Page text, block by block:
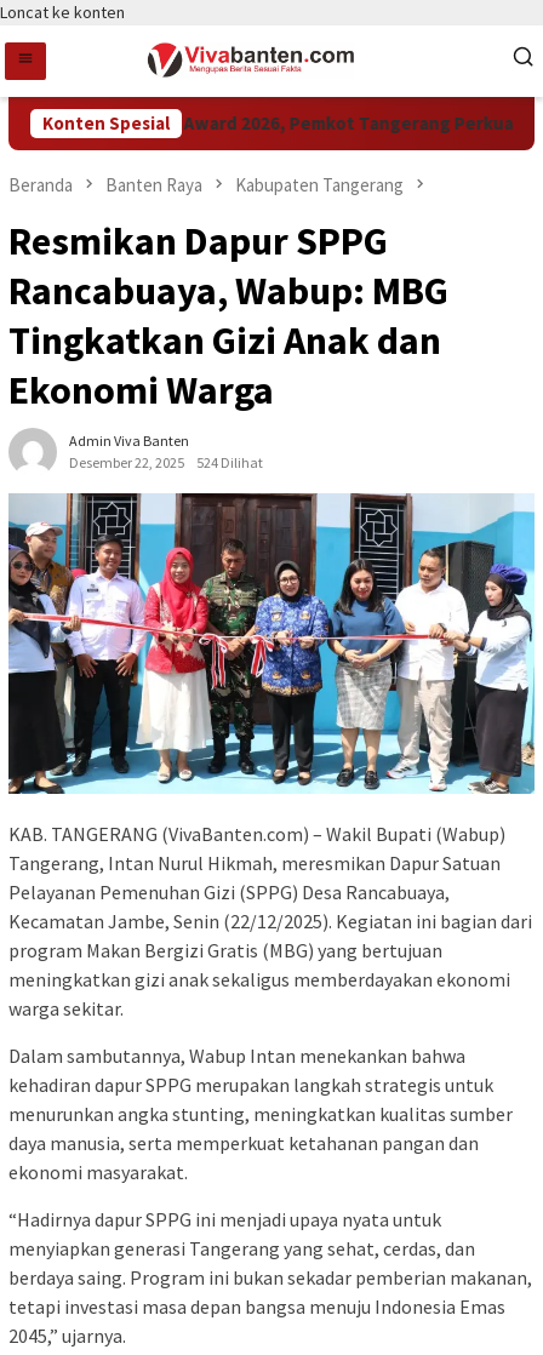
Loncat ke konten
Konten Spesial
Raih LPM Award 2026, Pemkot Tangerang Perkuat
Beranda Banten Raya Kabupaten Tangerang
Resmikan Dapur SPPG
Rancabuaya, Wabup: MBG
Tingkatkan Gizi Anak dan
Ekonomi Warga
Admin Viva Banten
Desember 22, 2025
524 Dilihat
KAB. TANGERANG (VivaBanten.com) – Wakil Bupati (Wabup)
Tangerang, Intan Nurul Hikmah, meresmikan Dapur Satuan
Pelayanan Pemenuhan Gizi (SPPG) Desa Rancabuaya,
Kecamatan Jambe, Senin (22/12/2025). Kegiatan ini bagian dari
program Makan Bergizi Gratis (MBG) yang bertujuan
meningkatkan gizi anak sekaligus memberdayakan ekonomi
warga sekitar.
Dalam sambutannya, Wabup Intan menekankan bahwa
kehadiran dapur SPPG merupakan langkah strategis untuk
menurunkan angka stunting, meningkatkan kualitas sumber
daya manusia, serta memperkuat ketahanan pangan dan
ekonomi masyarakat.
“Hadirnya dapur SPPG ini menjadi upaya nyata untuk
menyiapkan generasi Tangerang yang sehat, cerdas, dan
berdaya saing. Program ini bukan sekadar pemberian makanan,
tetapi investasi masa depan bangsa menuju Indonesia Emas
2045,” ujarnya.